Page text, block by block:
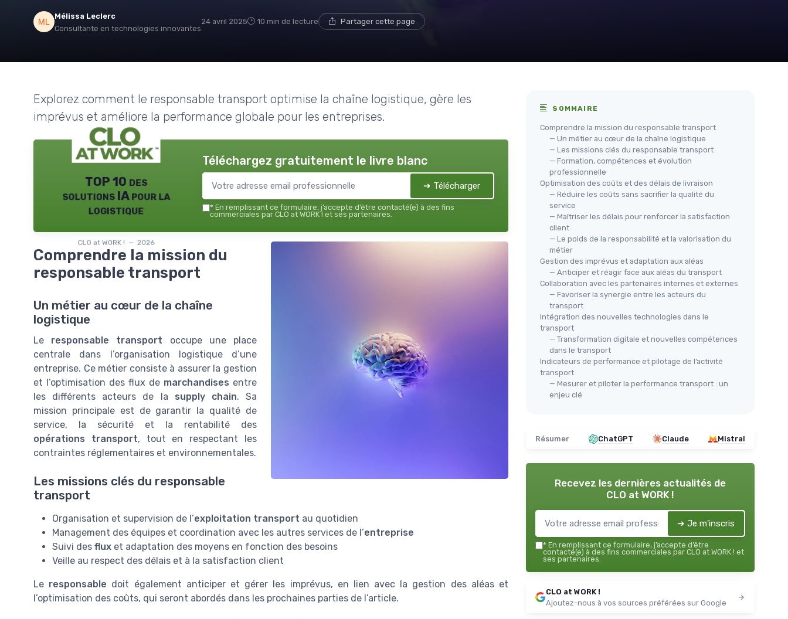
Mélissa Leclerc
Consultante en technologies innovantes
24 avril 2025 10 min de lecture Partager cette page
Explorez comment le responsable transport optimise la chaîne logistique, gère les
imprévus et améliore la performance globale pour les entreprises.
TOP 10 des
solutions IA pour la
logistique
CLO at WORK ! — 2026
Téléchargez gratuitement le livre blanc
➔ Télécharger
* En remplissant ce formulaire, j’accepte d’être contacté(e) à des fins
commerciales par CLO at WORK ! et ses partenaires.
Comprendre la mission du
responsable transport
Un métier au cœur de la chaîne
logistique
Le responsable transport occupe une place
centrale dans l’organisation logistique d’une
entreprise. Ce métier consiste à assurer la gestion
et l’optimisation des flux de marchandises entre
les différents acteurs de la supply chain. Sa
mission principale est de garantir la qualité de
service, la sécurité et la rentabilité des
opérations transport, tout en respectant les
contraintes réglementaires et environnementales.
Les missions clés du responsable
transport
Organisation et supervision de l’exploitation transport au quotidien
Management des équipes et coordination avec les autres services de l’entreprise
Suivi des flux et adaptation des moyens en fonction des besoins
Veille au respect des délais et à la satisfaction client
Le responsable doit également anticiper et gérer les imprévus, en lien avec la gestion des aléas et
l’optimisation des coûts, qui seront abordés dans les prochaines parties de l’article.
SOMMAIRE
Comprendre la mission du responsable transport
— Un métier au cœur de la chaîne logistique
— Les missions clés du responsable transport
— Formation, compétences et évolution
professionnelle
Optimisation des coûts et des délais de livraison
— Réduire les coûts sans sacrifier la qualité du
service
— Maîtriser les délais pour renforcer la satisfaction
client
— Le poids de la responsabilité et la valorisation du
métier
Gestion des imprévus et adaptation aux aléas
— Anticiper et réagir face aux aléas du transport
Collaboration avec les partenaires internes et externes
— Favoriser la synergie entre les acteurs du
transport
Intégration des nouvelles technologies dans le
transport
— Transformation digitale et nouvelles compétences
dans le transport
Indicateurs de performance et pilotage de l’activité
transport
— Mesurer et piloter la performance transport : un
enjeu clé
Résumer ChatGPT Claude Mistral
Recevez les dernières actualités de
CLO at WORK !
➔ Je m'inscris
* En remplissant ce formulaire, j’accepte d’être
contacté(e) à des fins commerciales par CLO at WORK ! et
ses partenaires.
CLO at WORK !
Ajoutez-nous à vos sources préférées sur Google